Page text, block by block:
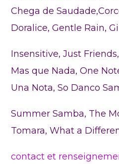
Chega de
Doralice, Gentle Rain,
Insensitive, Just
Mas que Nada, One
Una Nota, So Danco
Summer Samba, The
Tomara, What a
contact et